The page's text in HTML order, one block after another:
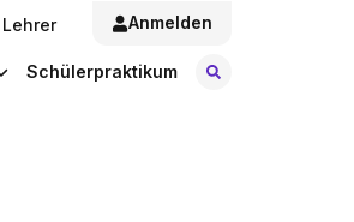
Lehrer Anmelden
Schülerpraktikum